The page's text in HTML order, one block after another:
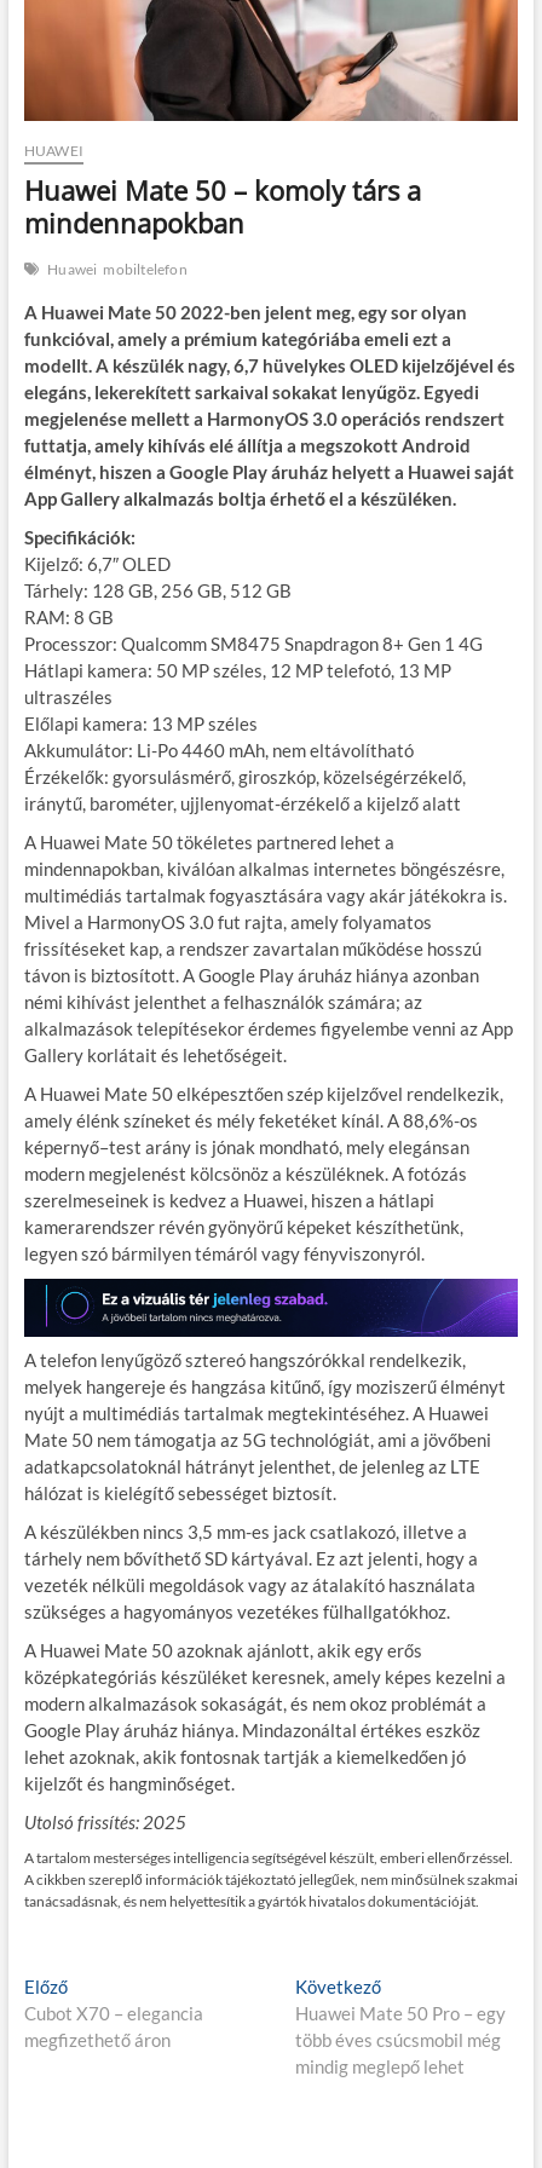
HUAWEI
Huawei Mate 50 – komoly társ a
mindennapokban
Huawei mobiltelefon
A Huawei Mate 50 2022-ben jelent meg, egy sor olyan
funkcióval, amely a prémium kategóriába emeli ezt a
modellt. A készülék nagy, 6,7 hüvelykes OLED kijelzőjével és
elegáns, lekerekített sarkaival sokakat lenyűgöz. Egyedi
megjelenése mellett a HarmonyOS 3.0 operációs rendszert
futtatja, amely kihívás elé állítja a megszokott Android
élményt, hiszen a Google Play áruház helyett a Huawei saját
App Gallery alkalmazás boltja érhető el a készüléken.
Specifikációk:
Kijelző: 6,7″ OLED
Tárhely: 128 GB, 256 GB, 512 GB
RAM: 8 GB
Processzor: Qualcomm SM8475 Snapdragon 8+ Gen 1 4G
Hátlapi kamera: 50 MP széles, 12 MP telefotó, 13 MP
ultraszéles
Előlapi kamera: 13 MP széles
Akkumulátor: Li-Po 4460 mAh, nem eltávolítható
Érzékelők: gyorsulásmérő, giroszkóp, közelségérzékelő,
iránytű, barométer, ujjlenyomat-érzékelő a kijelző alatt
A Huawei Mate 50 tökéletes partnered lehet a
mindennapokban, kiválóan alkalmas internetes böngészésre,
multimédiás tartalmak fogyasztására vagy akár játékokra is.
Mivel a HarmonyOS 3.0 fut rajta, amely folyamatos
frissítéseket kap, a rendszer zavartalan működése hosszú
távon is biztosított. A Google Play áruház hiánya azonban
némi kihívást jelenthet a felhasználók számára; az
alkalmazások telepítésekor érdemes figyelembe venni az App
Gallery korlátait és lehetőségeit.
A Huawei Mate 50 elképesztően szép kijelzővel rendelkezik,
amely élénk színeket és mély feketéket kínál. A 88,6%-os
képernyő–test arány is jónak mondható, mely elegánsan
modern megjelenést kölcsönöz a készüléknek. A fotózás
szerelmeseinek is kedvez a Huawei, hiszen a hátlapi
kamerarendszer révén gyönyörű képeket készíthetünk,
legyen szó bármilyen témáról vagy fényviszonyról.
A telefon lenyűgöző sztereó hangszórókkal rendelkezik,
melyek hangereje és hangzása kitűnő, így moziszerű élményt
nyújt a multimédiás tartalmak megtekintéséhez. A Huawei
Mate 50 nem támogatja az 5G technológiát, ami a jövőbeni
adatkapcsolatoknál hátrányt jelenthet, de jelenleg az LTE
hálózat is kielégítő sebességet biztosít.
A készülékben nincs 3,5 mm-es jack csatlakozó, illetve a
tárhely nem bővíthető SD kártyával. Ez azt jelenti, hogy a
vezeték nélküli megoldások vagy az átalakító használata
szükséges a hagyományos vezetékes fülhallgatókhoz.
A Huawei Mate 50 azoknak ajánlott, akik egy erős
középkategóriás készüléket keresnek, amely képes kezelni a
modern alkalmazások sokaságát, és nem okoz problémát a
Google Play áruház hiánya. Mindazonáltal értékes eszköz
lehet azoknak, akik fontosnak tartják a kiemelkedően jó
kijelzőt és hangminőséget.
Utolsó frissítés: 2025
A tartalom mesterséges intelligencia segítségével készült, emberi ellenőrzéssel.
A cikkben szereplő információk tájékoztató jellegűek, nem minősülnek szakmai
tanácsadásnak, és nem helyettesítik a gyártók hivatalos dokumentációját.
Bejegyzés
navigáció
ElőzőE
l
ő
Cubot X70 – elegancia
megfizethető áron
KövetkezőK
ö
v
e
Huawei Mate 50 Pro – egy
több éves csúcsmobil még
mindig meglepő lehet